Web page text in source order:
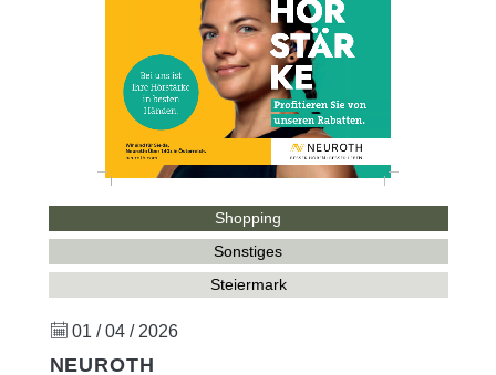
Shopping
Sonstiges
Steiermark
01 / 04 / 2026
NEUROTH